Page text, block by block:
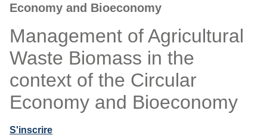
Economy and Bioeconomy
Management of Agricultural
Waste Biomass in the
context of the Circular
Economy and Bioeconomy
S'inscrire